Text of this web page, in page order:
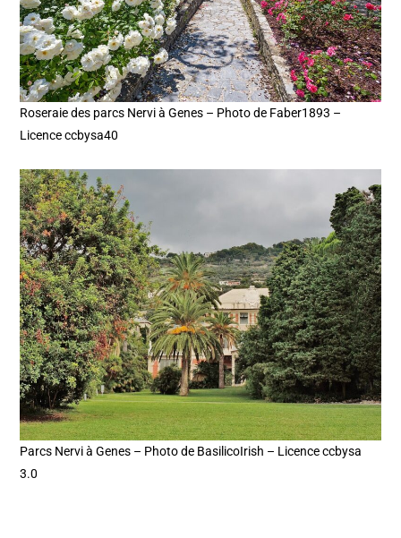
Roseraie des parcs Nervi à Genes – Photo de Faber1893 –
Licence ccbysa40
Parcs Nervi à Genes – Photo de BasilicoIrish – Licence ccbysa
3.0